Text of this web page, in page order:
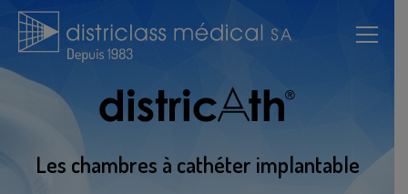
Les chambres à cathéter implantable